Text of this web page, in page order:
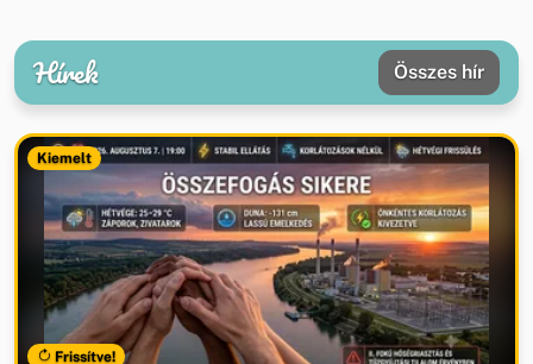
Hírek Összes hír
Kiemelt
Frissítve!